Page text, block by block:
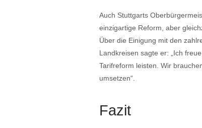
Auch Stuttgarts
einzigartige Reform, aber
Über die Einigung mit den
Landkreisen sagte er: „Ich
Tarifreform leisten. Wir
umsetzen“.
Fazit